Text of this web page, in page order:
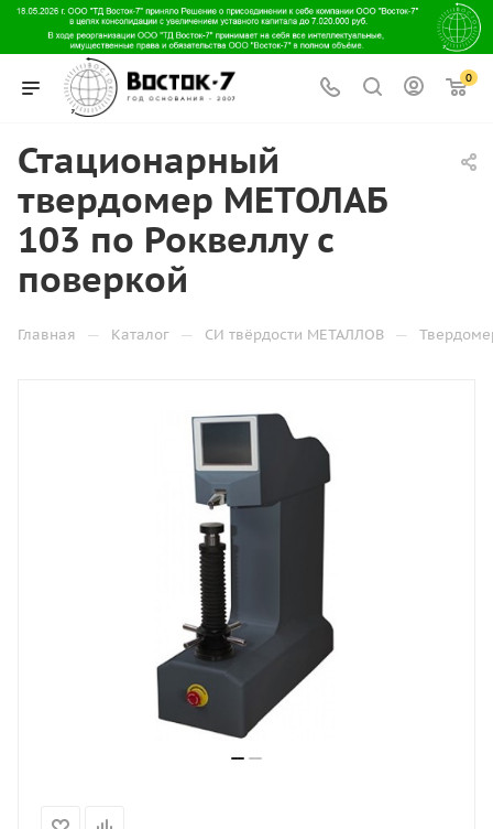
0
Стационарный
твердомер МЕТОЛАБ
103 по Роквеллу с
поверкой
Главная — Каталог — СИ твёрдости МЕТАЛЛОВ —